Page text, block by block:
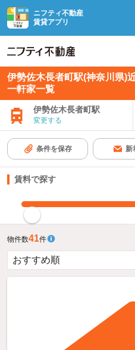
ニフティ不動産
賃貸アプリ
伊勢佐木長者町駅(神奈川県)
一軒家一覧
伊勢佐木長者町駅
変更する
条件を保存 新
賃料で探す
物件数41件